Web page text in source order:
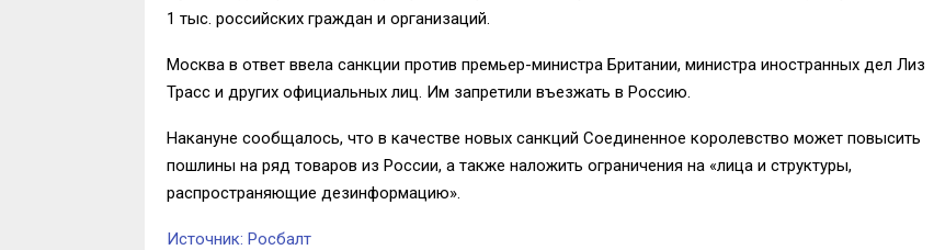
1 тыс. российских граждан и организаций.
Москва в ответ ввела санкции против премьер-министра Британии, министра иностранных дел Лиз
Трасс и других официальных лиц. Им запретили въезжать в Россию.
Накануне сообщалось, что в качестве новых санкций Соединенное королевство может повысить
пошлины на ряд товаров из России, а также наложить ограничения на «лица и структуры,
распространяющие дезинформацию».
Источник: Росбалт